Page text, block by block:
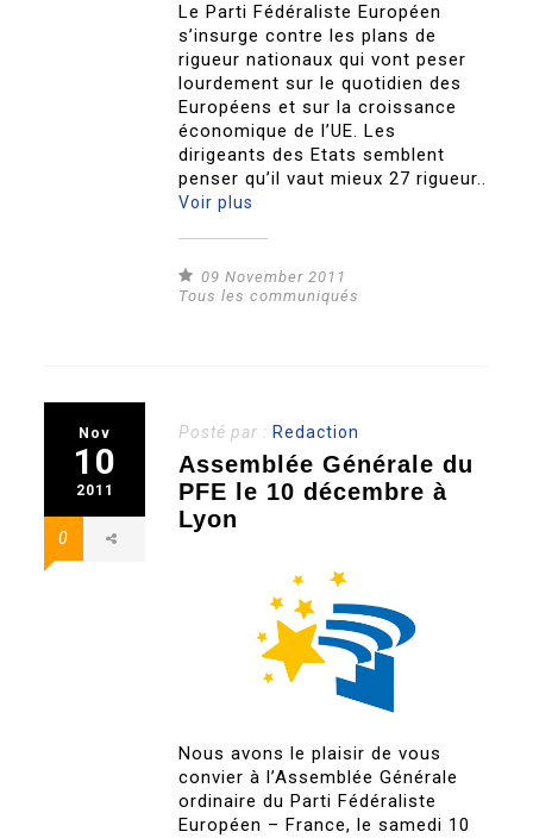
Le Parti Fédéraliste Européen
s’insurge contre les plans de
rigueur nationaux qui vont peser
lourdement sur le quotidien des
Européens et sur la croissance
économique de l’UE. Les
dirigeants des Etats semblent
penser qu’il vaut mieux 27 rigueur..
Voir plus
09 November 2011
Tous les communiqués
Nov
10
2011
0
Posté par : Redaction
Assemblée Générale du
PFE le 10 décembre à
Lyon
Nous avons le plaisir de vous
convier à l’Assemblée Générale
ordinaire du Parti Fédéraliste
Européen – France, le samedi 10